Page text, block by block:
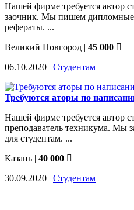
Нашей фирме требуется автор
заочник. Мы пишем
рефераты. ...
Великий Новгород | 45 000
06.10.2020 | Студентам
Требуются аторы по
Нашей фирме требуется автор
преподаватель техникума. Мы
для студентам. ...
Казань | 40 000
30.09.2020 | Студентам